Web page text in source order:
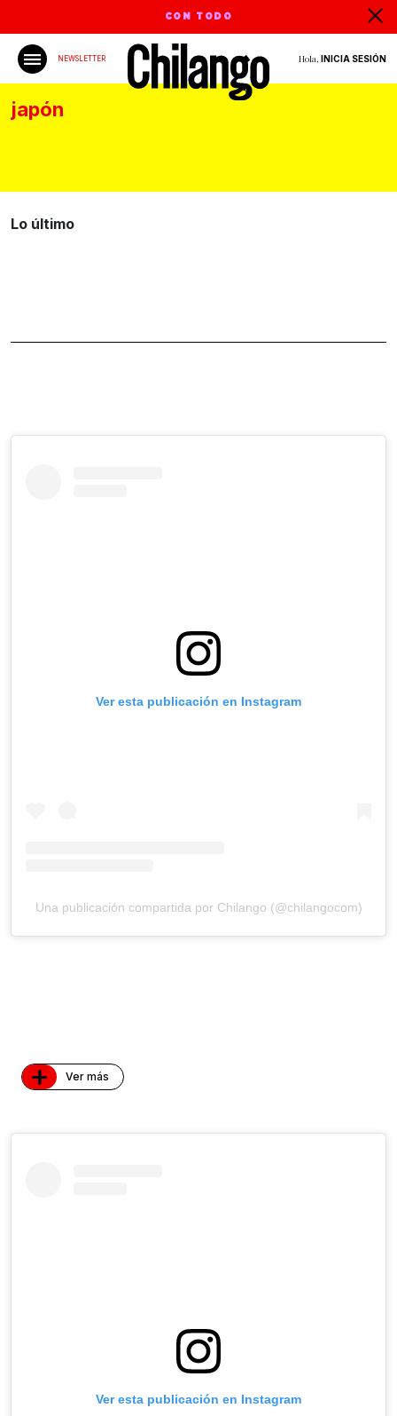
CON TODO
NEWSLETTER Hola, INICIA SESIÓN
japón
Lo último
Ver esta publicación en Instagram
Una publicación compartida por Chilango (@chilangocom)
+ Ver más
Ver esta publicación en Instagram